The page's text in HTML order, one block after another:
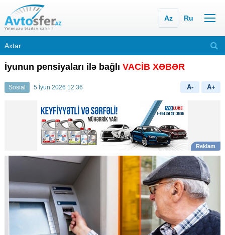
Az Ru
İyunun pensiyaları ilə bağlı VACİB XƏBƏR
Sosial 5 İyun 2026 12:36 A- A+